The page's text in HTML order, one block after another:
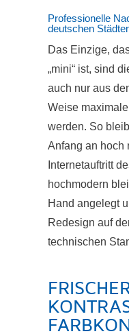
Professionelle
deutschen
Das Einzige,
„mini“ ist, sind
auch nur aus
Weise
werden. So
Anfang an hoch
Internetauftritt
hochmodern
Hand angelegt
Redesign auf
technischen